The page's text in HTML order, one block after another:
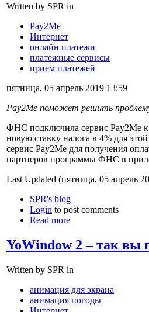
Written by SPR in
Pay2Me
Интернет
онлайн платежи
платежные сервисы
прием платежей
пятница, 05 апрель 2019 13:59
Pay2Me поможет решить
ФНС подключила сервис Pay2Me к
новую ставку налога в 4% для
сервис Pay2Me для получения
партнеров программы ФНС в
Last Updated (пятница, 05 апрель
SPR's blog
Login to post comments
Read more
YoWindow 2 – так вы
Written by SPR in
анимация для экрана
анимация погоды